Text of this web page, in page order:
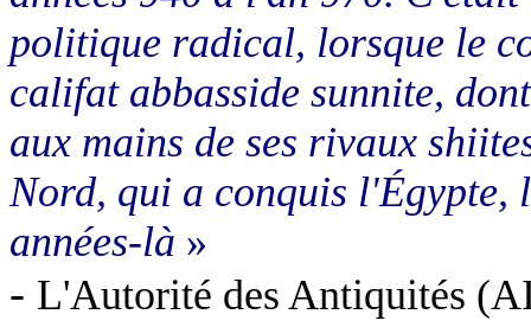
politique radical, lorsque le
califat abbasside sunnite,
aux mains de ses rivaux
Nord, qui a conquis l'Égypte,
années-là »
- L'Autorité des Antiquités